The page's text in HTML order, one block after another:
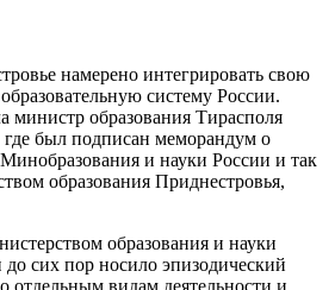
намерено интегрировать свою
систему России.
министр образования Тирасполя
где был подписан меморандум о
и науки России и так
образования Приднестровья,
образования и науки
сих пор носило эпизодический
отдельным видам деятельности и